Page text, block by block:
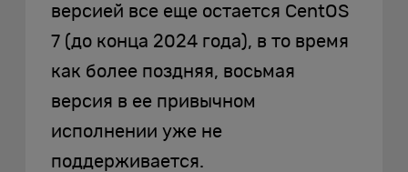
версией все еще остается CentOS
7 (до конца 2024 года), в то время
как более поздняя, восьмая
версия в ее привычном
исполнении уже не
поддерживается.